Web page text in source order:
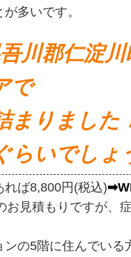
多いです。
川郡仁淀
で
まりました
らいでしょ
れば8,800円(税込)
お見積もりですが、
の5階に住んでいる